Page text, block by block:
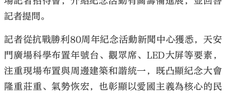
記者提問。
記者從抗戰勝利80周年紀念活動新聞中心獲悉，天安
門廣場科學布置年號台、觀眾席、LED大屏等要素，
注重現場布置與周邊建築和諧統一，既凸顯紀念大會
隆重莊重、氣勢恢宏，也彰顯以愛國主義為核心的民